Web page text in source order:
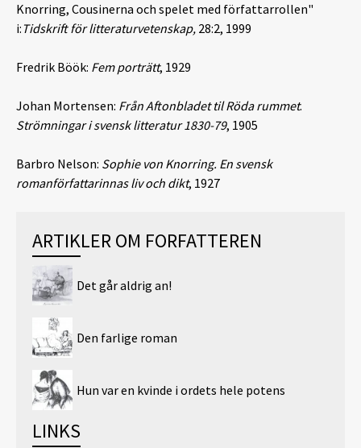
Knorring, Cousinerna och spelet med författarrollen"
i: Tidskrift för litteraturvetenskap, 28:2, 1999
Fredrik Böök: Fem porträtt, 1929
Johan Mortensen: Från Aftonbladet til Röda rummet.
Strömningar i svensk litteratur 1830-79, 1905
Barbro Nelson: Sophie von Knorring. En svensk
romanförfattarinnas liv och dikt, 1927
ARTIKLER OM FORFATTEREN
Det går aldrig an!
Den farlige roman
Hun var en kvinde i ordets hele potens
LINKS